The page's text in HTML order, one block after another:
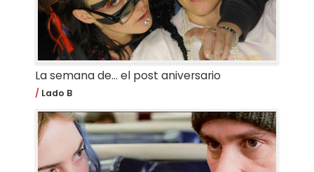
La semana de… el post aniversario
Lado B